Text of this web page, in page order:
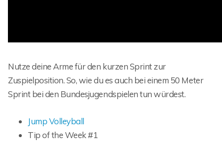
Nutze deine Arme für den kurzen Sprint zur
Zuspielposition. So, wie du es auch bei einem 50 Meter
Sprint bei den Bundesjugendspielen tun würdest.
Jump Volleyball
Tip of the Week #1